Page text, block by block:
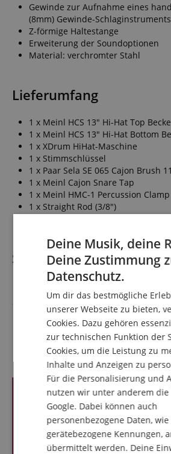
Gewinde zur Aufnahme eines
(8mm) Gewinde-Schlaginstruments
Z-förmige Haltestange
Erweiterung der Soundoptionen
Material: verchromter Stahl
Lieferumfang
1 x Meinl HCS 13" Hi-Hat Top
1 x Meinl HCS 13" Hi-Hat Bottom
1 x XDrum HiHat-Maschine
1 x Stimmschlüssel
1 x Paar Sela SE 065 Cajon Brush
1 x Meinl Cajon Snare Tap
1 x Meinl HMC-1 Percussion Clamp
1 x Straight Rod (3/8")
Spezifikation
Artikelnummer
Kundenbewertungen
Deine Musik, deine
Deine Zustimmung
Datenschutz.
Um dir das bestmögliche
unserer Webseite zu bieten,
Cookies. Dazu gehören
zur technischen Funktion der
Cookies, um die Leistung zu
Inhalte und Anzeigen zu
Für die Personalisierung und
nutzen wir unter anderem die
Google. Dabei können auch
personenbezogene Daten,
gerätebezogene Kennungen,
übermittelt werden. Deine